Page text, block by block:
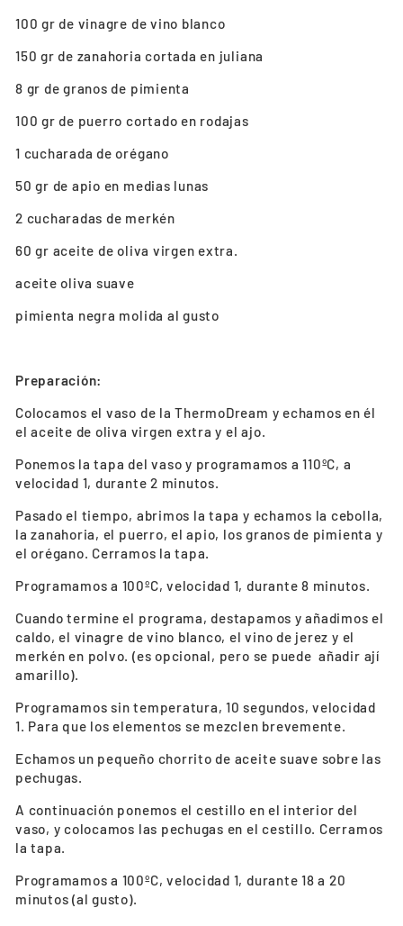
100 gr de vinagre de vino blanco
150 gr de zanahoria cortada en juliana
8 gr de granos de pimienta
100 gr de puerro cortado en rodajas
1 cucharada de orégano
50 gr de apio en medias lunas
2 cucharadas de merkén
60 gr aceite de oliva virgen extra.
aceite oliva suave
pimienta negra molida al gusto
Preparación:
Colocamos el vaso de la ThermoDream y echamos en él
el aceite de oliva virgen extra y el ajo.
Ponemos la tapa del vaso y programamos a 110ºC, a
velocidad 1, durante 2 minutos.
Pasado el tiempo, abrimos la tapa y echamos la cebolla,
la zanahoria, el puerro, el apio, los granos de pimienta y
el orégano. Cerramos la tapa.
Programamos a 100ºC, velocidad 1, durante 8 minutos.
Cuando termine el programa, destapamos y añadimos el
caldo, el vinagre de vino blanco, el vino de jerez y el
merkén en polvo. (es opcional, pero se puede añadir ají
amarillo).
Programamos sin temperatura, 10 segundos, velocidad
1. Para que los elementos se mezclen brevemente.
Echamos un pequeño chorrito de aceite suave sobre las
pechugas.
A continuación ponemos el cestillo en el interior del
vaso, y colocamos las pechugas en el cestillo. Cerramos
la tapa.
Programamos a 100ºC, velocidad 1, durante 18 a 20
minutos (al gusto).